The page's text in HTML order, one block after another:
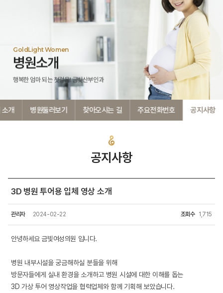
GoldLight Women
병원소개
행복한 엄마 되는 첫걸음! 금빛산부인과
소개 병원둘러보기 찾아오시는 길 주요전화번호 공지사항
공지사항
3D 병원 투어용 입체 영상 소개
관리자 2024-02-22 조회수 1,715
안녕하세요 금빛여성의원 입니다.
병원 내부시설을 궁금해하실 분들을 위해
방문자들에게 실내 환경을 소개하고 병원 시설에 대한 이해를 돕는
3D 가상 투어 영상작업을 협력업체와 함께 기획해 보았습니다.